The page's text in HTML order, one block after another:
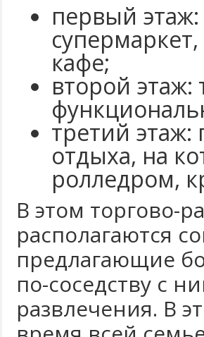
первый
кафе;
второй этаж:
третий этаж:
отдыха, на
ролледром,
В этом торгово-
располагаются
предлагающие
по-соседству с
развлечения. В